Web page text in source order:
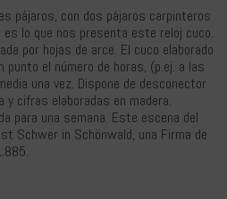
pájaros, con dos pájaros carpinteros
lo que nos presenta este reloj cuco.
por hojas de arce. El cuco elaborado
punto el número de horas, (p.ej. a las
una vez. Dispone de desconector
y cifras elaboradas en madera.
para una semana. Este escena del
Schwer in Schönwald, una Firma de